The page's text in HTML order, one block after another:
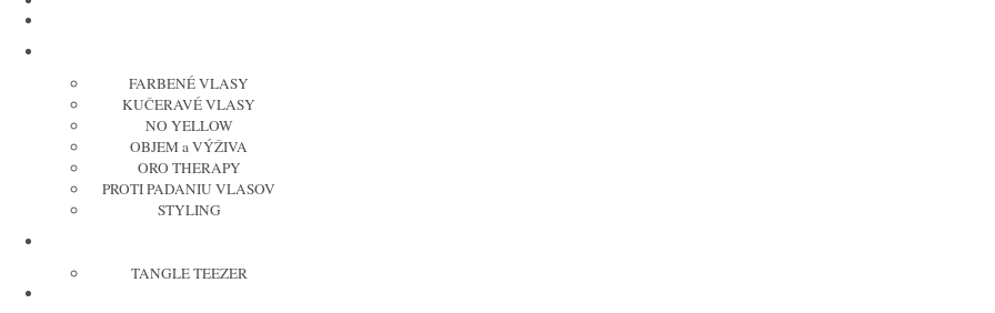
FARBENÉ VLASY
KUČERAVÉ VLASY
NO YELLOW
OBJEM a VÝŽIVA
ORO THERAPY
PROTI PADANIU VLASOV
STYLING
TANGLE TEEZER